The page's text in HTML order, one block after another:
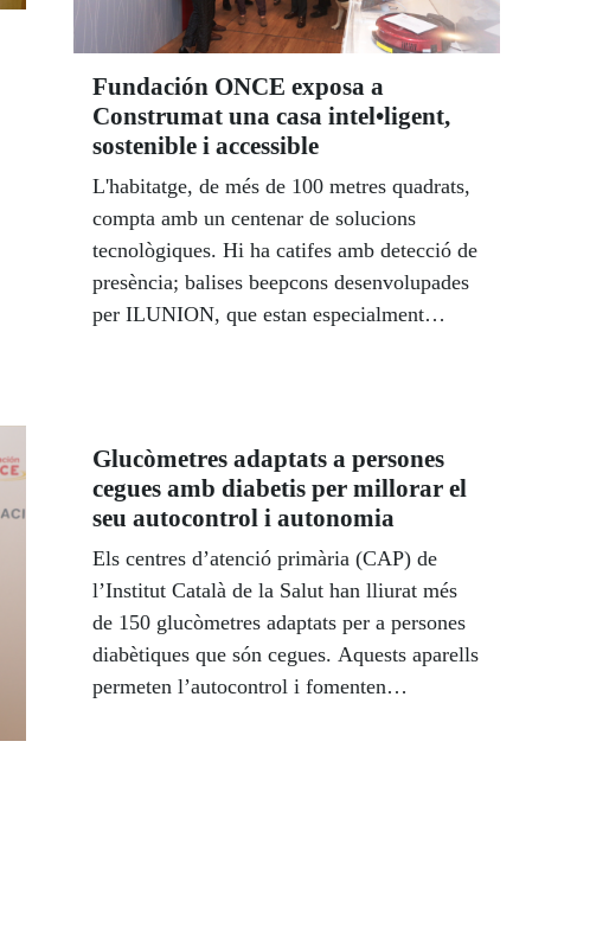
(Barcelona) de la categoria A (3r i 4t de
primària); l’Escola Sant Jordi (Vilanova i la
Geltrú) de la categoria B (5è i 6è de
primària) i l'Institut Maristes Igualada
(Igualada) de la categoria C (ESO i FP
bàsica).
Fundación ONCE exposa a
Construmat una casa intel•ligent,
sostenible i accessible
L'habitatge, de més de 100 metres quadrats,
compta amb un centenar de solucions
tecnològiques. Hi ha catifes amb detecció de
presència; balises beepcons desenvolupades
per ILUNION, que estan especialment
premi CES 2016 Best of Innovation a la
categoria de tecnologia accessible; un
d'emmagatzematge motoritzat; una cuina
amb fogons regulable, o un espiell digital.
Glucòmetres adaptats a persones
cegues amb diabetis per millorar el
seu autocontrol i autonomia
Els centres d’atenció primària (CAP) de
l’Institut Català de la Salut han lliurat més
de 150 glucòmetres adaptats per a persones
diabètiques que són cegues. Aquests aparells
permeten l’autocontrol i fomenten